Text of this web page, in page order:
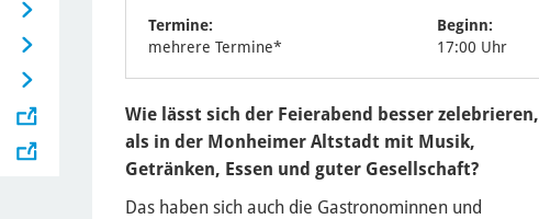
Termine:
mehrere Termine*
Beginn:
17:00 Uhr
Wie lässt sich der Feierabend besser zelebrieren,
als in der Monheimer Altstadt mit Musik,
Getränken, Essen und guter Gesellschaft?
Das haben sich auch die Gastronominnen und